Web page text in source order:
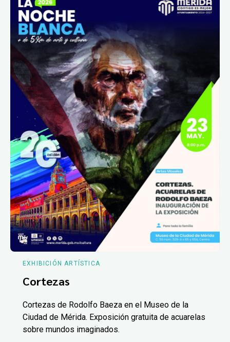
EXHIBICIÓN ARTÍSTICA
Cortezas
Cortezas de Rodolfo Baeza en el Museo de la
Ciudad de Mérida. Exposición gratuita de acuarelas
sobre mundos imaginados.